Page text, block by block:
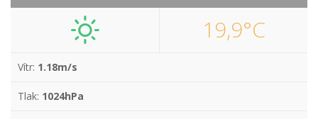
19,9°C
Vítr: 1.18m/s
Tlak: 1024hPa